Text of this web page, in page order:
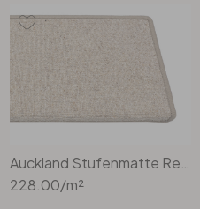
Auckland Stufenmatte Rechteckig Wunschmass in Beige
228.00/m²